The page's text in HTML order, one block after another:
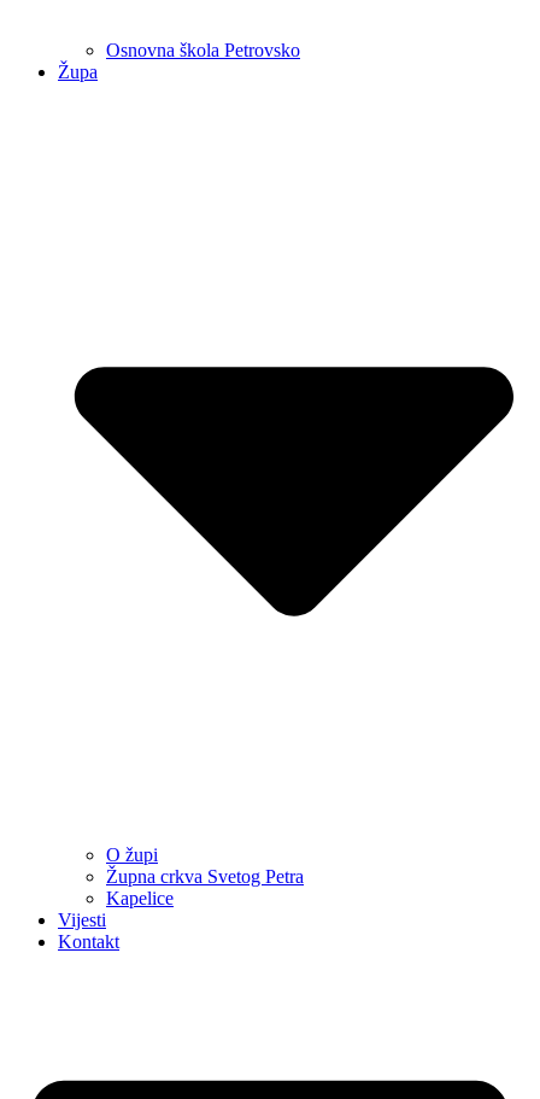
Osnovna škola Petrovsko
Župa
O župi
Župna crkva Svetog Petra
Kapelice
Vijesti
Kontakt